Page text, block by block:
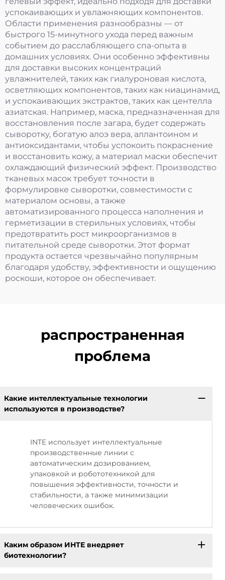
успокаивающих и увлажняющих компонентов.
Области применения разнообразны — от
быстрого 15-минутного ухода перед важным
событием до расслабляющего спа-опыта в
домашних условиях. Они особенно эффективны
для доставки высоких концентраций
увлажнителей, таких как гиалуроновая кислота,
осветляющих компонентов, таких как ниацинамид,
и успокаивающих экстрактов, таких как центелла
азиатская. Например, маска, предназначенная для
восстановления после загара, будет содержать
сыворотку, богатую алоэ вера, аллантоином и
антиоксидантами, чтобы успокоить покраснение
и восстановить кожу, а материал маски обеспечит
охлаждающий физический эффект. Производство
тканевых масок требует точности в
формулировке сыворотки, совместимости с
материалом основы, а также
автоматизированного процесса наполнения и
герметизации в стерильных условиях, чтобы
предотвратить рост микроорганизмов в
питательной среде сыворотки. Этот формат
продукта остается чрезвычайно популярным
благодаря удобству, эффективности и ощущению
роскоши, которое он обеспечивает.
распространенная
проблема
Какие интеллектуальные технологии
используются в производстве?
INTE использует интеллектуальные
производственные линии с
автоматическим дозированием,
упаковкой и робототехникой для
повышения эффективности, точности и
стабильности, а также минимизации
человеческих ошибок.
Каким образом ИНТЕ внедряет
биотехнологии?